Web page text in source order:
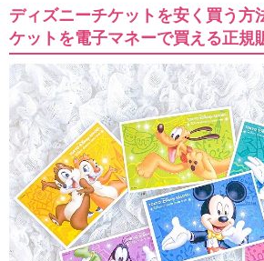
ディズニーチケットを安く買う方
ケットを電子マネーで買える正規